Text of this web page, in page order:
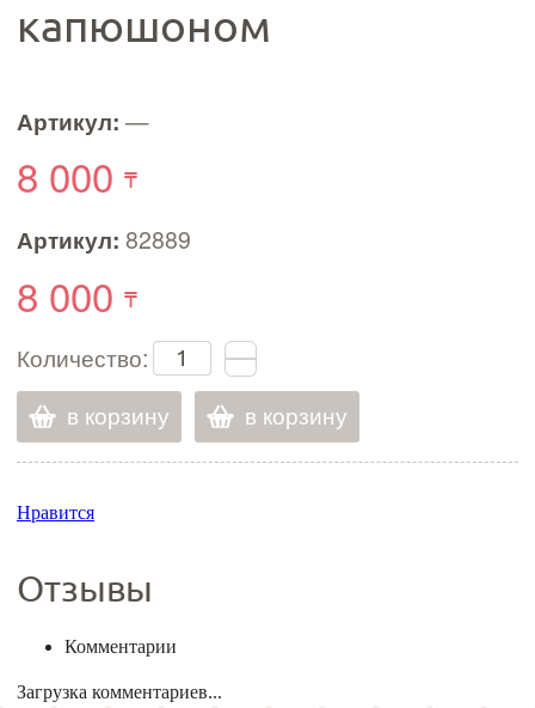
капюшоном
Артикул: —
8 000
Артикул: 82889
8 000
Количество:
в корзину
в корзину
Нравится
Отзывы
Комментарии
Загрузка комментариев...